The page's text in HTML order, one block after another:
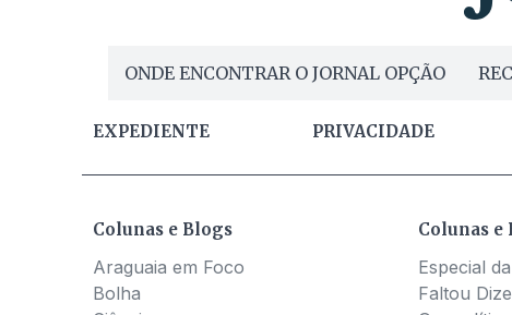
ONDE ENCONTRAR O JORNAL OPÇÃO
EXPEDIENTE PRIVACIDADE
Colunas e Blogs
Araguaia em Foco
Bolha
Colunas e
Especial
Faltou